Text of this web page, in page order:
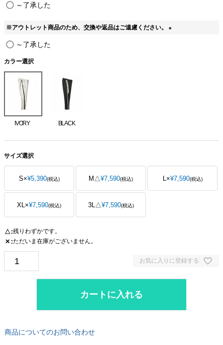
)
～了承した
※アウトレット商品のため、交換や返品はご遠慮ください。
～了承した
カラー選択
IVORY BLACK
サイズ選択
S×¥5,390 税込 M △¥7,590 税込 L×¥7,590 税込
XL×¥7,590 税込 3L△¥7,590 税込
△ 残りわずかです。
✕ ただいま在庫がございません。
お気に入りに登録する
カートに入れる
商品についてのお問い合わせ